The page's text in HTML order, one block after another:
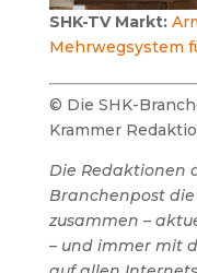
SHK-TV Markt:
Mehrwegsystem
© Die SHK-
Krammer
Die Redaktionen
Branchenpost die
zusammen –
– und immer mit